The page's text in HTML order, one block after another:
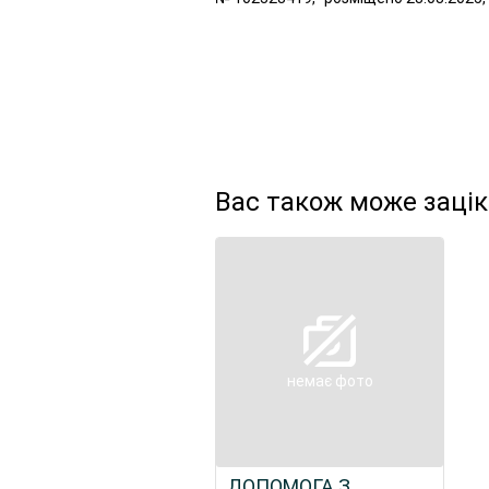
Вас також може
немає фото